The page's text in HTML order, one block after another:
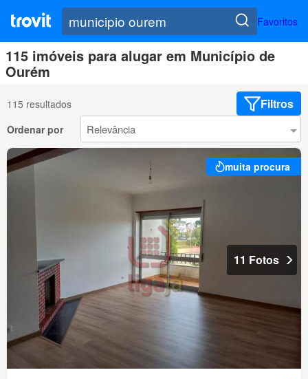
Favoritos
115 imóveis para alugar em Município de
Ourém
115 resultados Filtros
Ordenar por
muita procura
11 Fotos